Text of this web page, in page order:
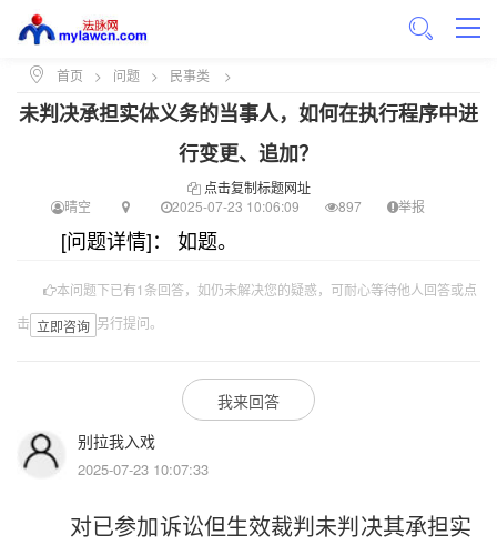
首页 > 问题 > 民事类 >
未判决承担实体义务的当事人，如何在执行程序中进
行变更、追加？
点击复制标题网址
晴空
2025-07-23 10:06:09 897 举报
[问题详情]： 如题。
本问题下已有1条回答，如仍未解决您的疑惑，可耐心等待他人回答或点
击 立即咨询 另行提问。
我来回答
别拉我入戏
2025-07-23 10:07:33
对已参加诉讼但生效裁判未判决其承担实